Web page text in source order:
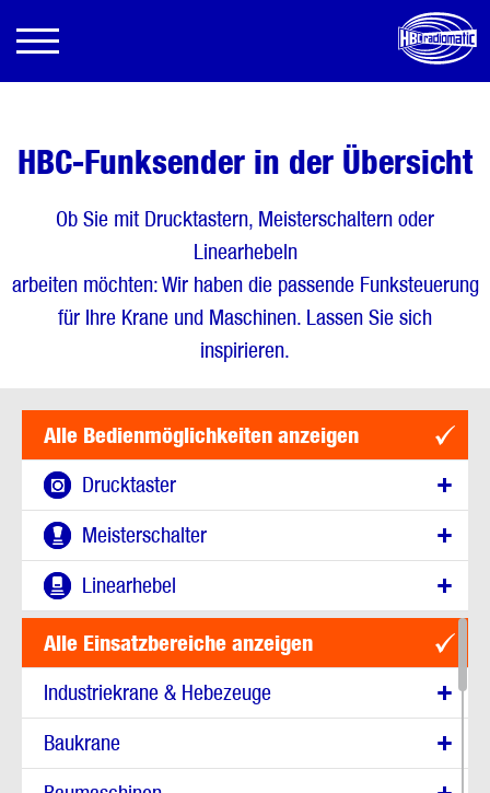
HBC-Funksender in der Übersicht
Ob Sie mit Drucktastern, Meisterschaltern oder
Linearhebeln
arbeiten möchten: Wir haben die passende Funksteuerung
für Ihre Krane und Maschinen. Lassen Sie sich
inspirieren.
Alle Bedienmöglichkeiten anzeigen
Drucktaster
Meisterschalter
Linearhebel
Alle Einsatzbereiche anzeigen
Industriekrane & Hebezeuge
Baukrane